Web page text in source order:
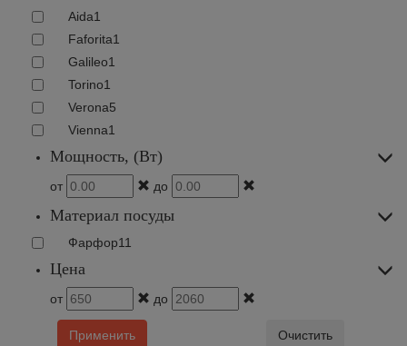
Aida1
Faforita1
Galileo1
Torino1
Verona5
Vienna1
Мощность, (Вт)
от до
Материал посуды
Фарфор11
Цена
от до
Применить
Очистить